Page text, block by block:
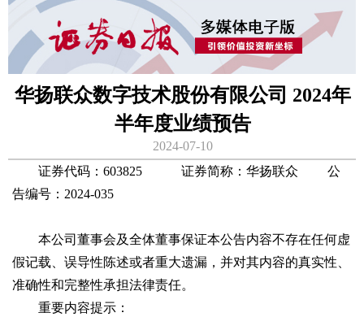
华扬联众数字技术股份有限公司 2024年
半年度业绩预告
2024-07-10
证券代码：603825 证券简称：华扬联众 公
告编号：2024-035
本公司董事会及全体董事保证本公告内容不存在任何虚
假记载、误导性陈述或者重大遗漏，并对其内容的真实性、
准确性和完整性承担法律责任。
重要内容提示：